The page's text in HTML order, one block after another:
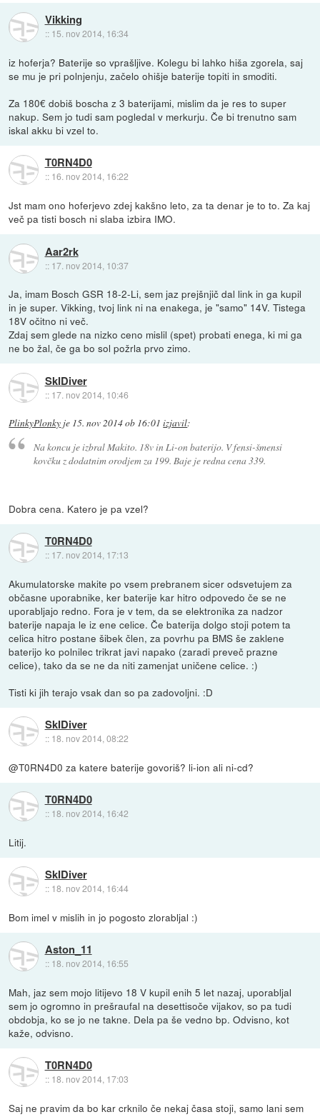
Vikking
:: 15. nov 2014, 16:34
iz hoferja? Baterije so vprašljive. Kolegu bi lahko hiša zgorela, saj
se mu je pri polnjenju, začelo ohišje baterije topiti in smoditi.
Za 180€ dobiš boscha z 3 baterijami, mislim da je res to super
nakup. Sem jo tudi sam pogledal v merkurju. Če bi trenutno sam
iskal akku bi vzel to.
T0RN4D0
:: 16. nov 2014, 16:22
Jst mam ono hoferjevo zdej kakšno leto, za ta denar je to to. Za kaj
več pa tisti bosch ni slaba izbira IMO.
Aar2rk
:: 17. nov 2014, 10:37
Ja, imam Bosch GSR 18-2-Li, sem jaz prejšnjič dal link in ga kupil
in je super. Vikking, tvoj link ni na enakega, je "samo" 14V. Tistega
18V očitno ni več.
Zdaj sem glede na nizko ceno mislil (spet) probati enega, ki mi ga
ne bo žal, če ga bo sol požrla prvo zimo.
SkIDiver
:: 17. nov 2014, 10:46
PlinkyPlonky je 15. nov 2014 ob 16:01 izjavil:
Na koncu je izbral Makito. 18v in Li-on baterijo. V fensi-šmensi
kovčku z dodatnim orodjem za 199. Baje je redna cena 339.
Dobra cena. Katero je pa vzel?
T0RN4D0
:: 17. nov 2014, 17:13
Akumulatorske makite po vsem prebranem sicer odsvetujem za
občasne uporabnike, ker baterije kar hitro odpovedo če se ne
uporabljajo redno. Fora je v tem, da se elektronika za nadzor
baterije napaja le iz ene celice. Če baterija dolgo stoji potem ta
celica hitro postane šibek člen, za povrhu pa BMS še zaklene
baterijo ko polnilec trikrat javi napako (zaradi preveč prazne
celice), tako da se ne da niti zamenjat uničene celice. :)
Tisti ki jih terajo vsak dan so pa zadovoljni. :D
SkIDiver
:: 18. nov 2014, 08:22
@T0RN4D0 za katere baterije govoriš? li-ion ali ni-cd?
T0RN4D0
:: 18. nov 2014, 16:42
Litij.
SkIDiver
:: 18. nov 2014, 16:44
Bom imel v mislih in jo pogosto zlorabljal :)
Aston_11
:: 18. nov 2014, 16:55
Mah, jaz sem mojo litijevo 18 V kupil enih 5 let nazaj, uporabljal
sem jo ogromno in prešraufal na desettisoče vijakov, so pa tudi
obdobja, ko se jo ne takne. Dela pa še vedno bp. Odvisno, kot
kaže, odvisno.
T0RN4D0
:: 18. nov 2014, 17:03
Saj ne pravim da bo kar crknilo če nekaj časa stoji, samo lani sem